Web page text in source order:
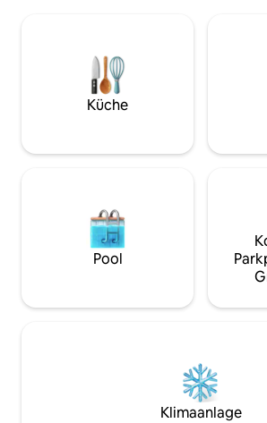
ein Lebensmittelgeschäft und eine
Küche
Pool
Klimaanlage